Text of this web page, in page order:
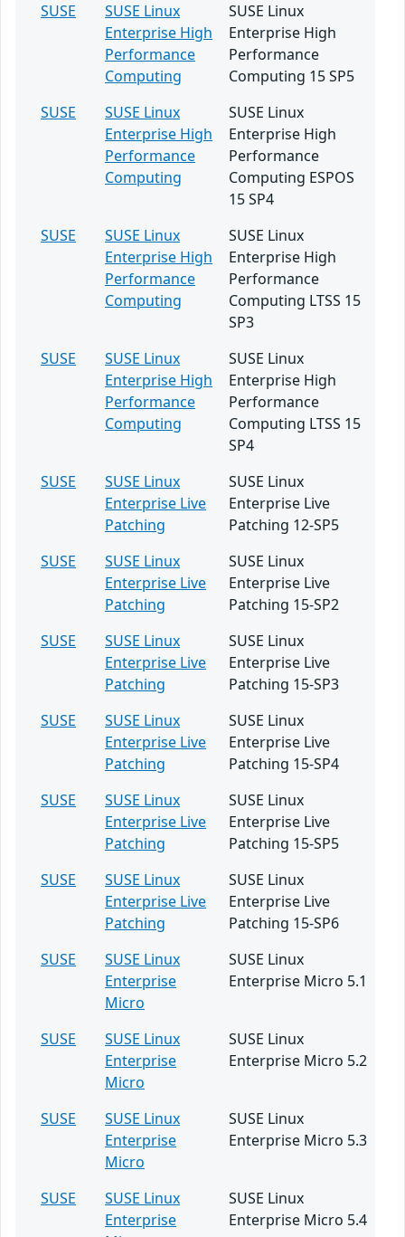
SUSE
SUSE Linux
Enterprise High
Performance
Computing
SUSE Linux
Enterprise High
Performance
Computing 15 SP5
SUSE
SUSE Linux
Enterprise High
Performance
Computing
SUSE Linux
Enterprise High
Performance
Computing ESPOS
15 SP4
SUSE
SUSE Linux
Enterprise High
Performance
Computing
SUSE Linux
Enterprise High
Performance
Computing LTSS 15
SP3
SUSE
SUSE Linux
Enterprise High
Performance
Computing
SUSE Linux
Enterprise High
Performance
Computing LTSS 15
SP4
SUSE
SUSE Linux
Enterprise Live
Patching
SUSE Linux
Enterprise Live
Patching 12-SP5
SUSE
SUSE Linux
Enterprise Live
Patching
SUSE Linux
Enterprise Live
Patching 15-SP2
SUSE
SUSE Linux
Enterprise Live
Patching
SUSE Linux
Enterprise Live
Patching 15-SP3
SUSE
SUSE Linux
Enterprise Live
Patching
SUSE Linux
Enterprise Live
Patching 15-SP4
SUSE
SUSE Linux
Enterprise Live
Patching
SUSE Linux
Enterprise Live
Patching 15-SP5
SUSE
SUSE Linux
Enterprise Live
Patching
SUSE Linux
Enterprise Live
Patching 15-SP6
SUSE
SUSE Linux
Enterprise
Micro
SUSE Linux
Enterprise Micro 5.1
SUSE
SUSE Linux
Enterprise
Micro
SUSE Linux
Enterprise Micro 5.2
SUSE
SUSE Linux
Enterprise
Micro
SUSE Linux
Enterprise Micro 5.3
SUSE
SUSE Linux
Enterprise
SUSE Linux
Enterprise Micro 5.4